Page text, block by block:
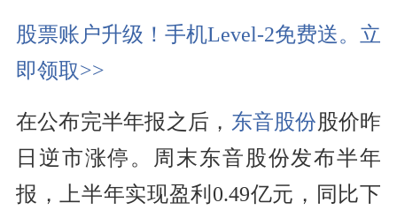
股票账户升级！手机Level-2免费送。立
即领取>>
在公布完半年报之后， 东音股份股价昨
日逆市涨停。周末东音股份发布半年
报，上半年实现盈利0.49亿元，
同比下